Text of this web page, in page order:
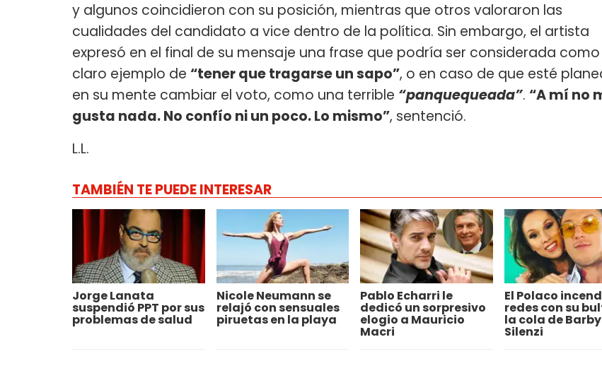
y algunos coincidieron con su posición, mientras que otros valoraron las
cualidades del candidato a vice dentro de la política. Sin embargo, el artista
expresó en el final de su mensaje una frase que podría ser considerada
claro ejemplo de “tener que tragarse un sapo”, o en caso de que esté
en su mente cambiar el voto, como una terrible “panquequeada”. “A mí no
gusta nada. No confío ni un poco. Lo mismo”, sentenció.
L.L.
TAMBIÉN TE PUEDE INTERESAR
Jorge Lanata
suspendió PPT por sus
problemas de salud
Nicole Neumann se
relajó con sensuales
piruetas en la playa
Pablo Echarri le
dedicó un sorpresivo
elogio a Mauricio
Macri
El Polaco
redes con su
la cola de Barby
Silenzi